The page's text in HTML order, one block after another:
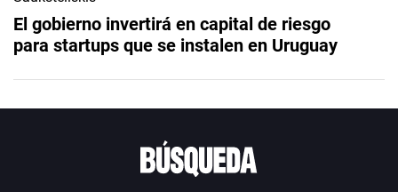
El gobierno invertirá en capital de riesgo
para startups que se instalen en Uruguay